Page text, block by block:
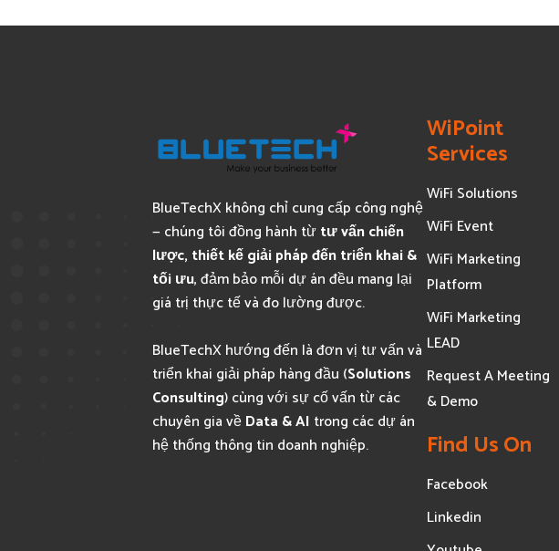
BlueTechX không chỉ cung cấp công nghệ
— chúng tôi đồng hành từtư vấn chiến
lược, thiết kế giải pháp đến triển khai &
tối ưu, đảm bảo mỗi dự án đều mang lại
giá trị thực tế và đo lường được.
BlueTechX hướng đến là đơn vị tư vấn và
triển khai giải pháp hàng đầu (Solutions
Consulting) cùng với sự cố vấn từ các
chuyên gia vềData & AI trong các dự án
hệ thống thông tin doanh nghiệp.
WiPoint
Services
WiFi Solutions
WiFi Event
WiFi Marketing
Platform
WiFi Marketing
LEAD
Request A Meeting
& Demo
Find Us On
Facebook
Linkedin